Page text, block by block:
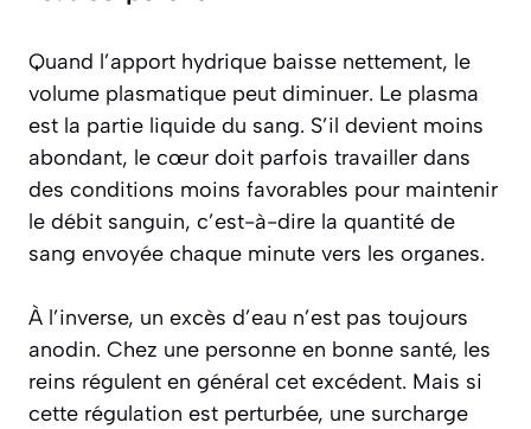
Quand l’apport hydrique baisse nettement, le
volume plasmatique peut diminuer. Le plasma
est la partie liquide du sang. S’il devient moins
abondant, le cœur doit parfois travailler dans
des conditions moins favorables pour maintenir
le débit sanguin, c’est-à-dire la quantité de
sang envoyée chaque minute vers les organes.
À l’inverse, un excès d’eau n’est pas toujours
anodin. Chez une personne en bonne santé, les
reins régulent en général cet excédent. Mais si
cette régulation est perturbée, une surcharge